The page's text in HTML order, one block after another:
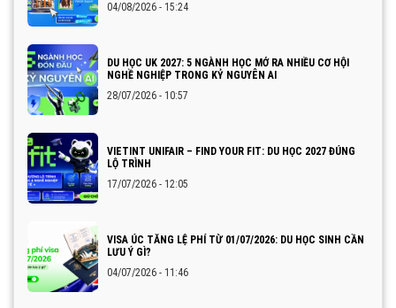
04/08/2026 - 15:24
DU HỌC UK 2027: 5 NGÀNH HỌC MỞ RA NHIỀU CƠ HỘI
NGHỀ NGHIỆP TRONG KỶ NGUYÊN AI
28/07/2026 - 10:57
VIETINT UNIFAIR – FIND YOUR FIT: DU HỌC 2027 ĐÚNG
LỘ TRÌNH
17/07/2026 - 12:05
VISA ÚC TĂNG LỆ PHÍ TỪ 01/07/2026: DU HỌC SINH CẦN
LƯU Ý GÌ?
04/07/2026 - 11:46